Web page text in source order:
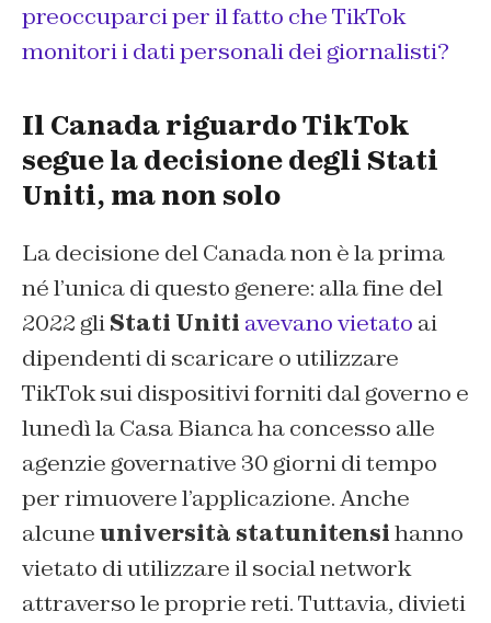
preoccuparci per il fatto che TikTok
monitori i dati personali dei giornalisti?
Il Canada riguardo TikTok
segue la decisione degli Stati
Uniti, ma non solo
La decisione del Canada non è la prima
né l’unica di questo genere: alla fine del
2022 gliStati Uniti avevano vietato ai
dipendenti di scaricare o utilizzare
TikTok sui dispositivi forniti dal governo e
lunedì la Casa Bianca ha concesso alle
agenzie governative 30 giorni di tempo
per rimuovere l’applicazione. Anche
alcuneuniversità statunitensihanno
vietato di utilizzare il social network
attraverso le proprie reti. Tuttavia, divieti